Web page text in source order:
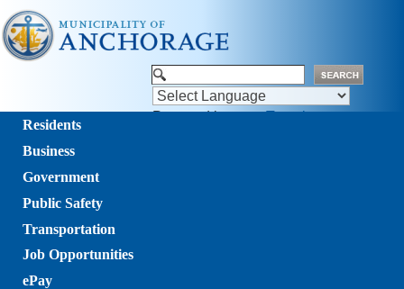
Powered by Translate
Residents
Business
Government
Public Safety
Transportation
Job Opportunities
ePay